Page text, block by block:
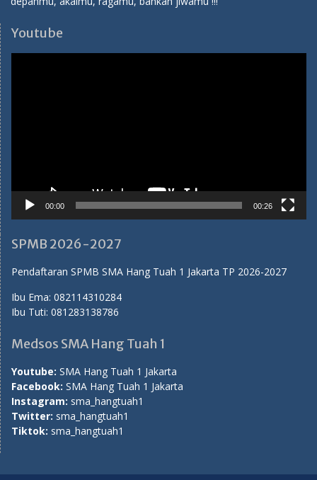
SPMB 2026-2027
Instagram: sma_hangtuah1
Twitter: sma_hangtuah1
Tiktok: sma_hangtuah1
Proudly powered by WordPress